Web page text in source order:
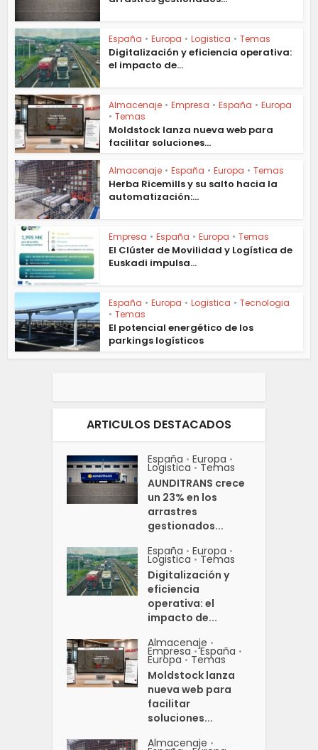
España • Europa • Logistica • Temas
Digitalización y eficiencia operativa:
el impacto de...
Almacenaje • Empresa • España • Europa
• Temas
Moldstock lanza nueva web para
facilitar soluciones...
Almacenaje • España • Europa • Temas
Herba Ricemills y su salto hacia la
automatización:...
Empresa • España • Europa • Temas
El Clúster de Movilidad y Logística de
Euskadi impulsa...
España • Europa • Logistica • Tecnologia
• Temas
El potencial energético de los
parkings logísticos
ARTICULOS DESTACADOS
España • Europa •
Logistica • Temas
AUNDITRANS crece
un 23% en los
arrastres
gestionados...
España • Europa •
Logistica • Temas
Digitalización y
eficiencia
operativa: el
impacto de...
Almacenaje •
Empresa • España •
Europa • Temas
Moldstock lanza
nueva web para
facilitar
soluciones...
Almacenaje •